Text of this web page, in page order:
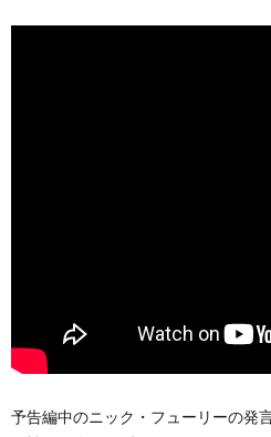
予告編中のニック・フューリーの発